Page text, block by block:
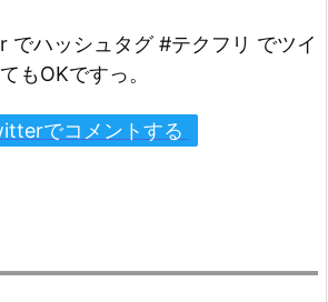
でハッシュタグ #テクフリ でツイ
もOKですっ。
でコメントする